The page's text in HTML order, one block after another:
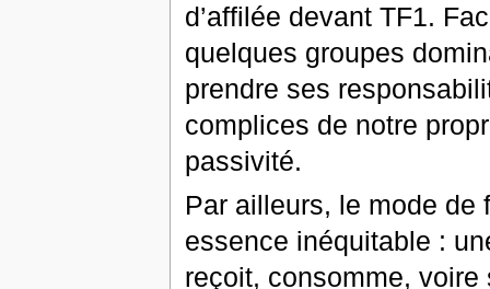
d’affilée devant TF1.
quelques groupes
prendre ses
complices de notre
passivité.
Par ailleurs, le mode de
essence inéquitable :
reçoit, consomme,